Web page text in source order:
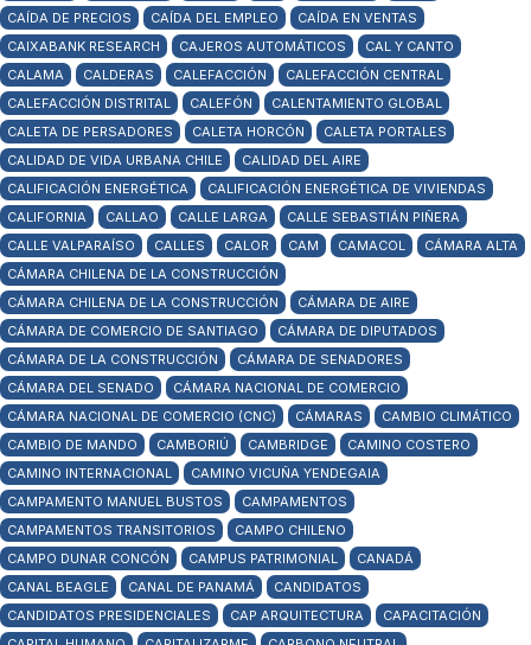
CAÍDA DE PRECIOS
CAÍDA DEL EMPLEO
CAÍDA EN VENTAS
CAIXABANK RESEARCH
CAJEROS AUTOMÁTICOS
CAL Y CANTO
CALAMA
CALDERAS CALEFACCIÓN
CALEFACCIÓN CENTRAL
CALEFACCIÓN DISTRITAL
CALEFÓN
CALENTAMIENTO GLOBAL
CALETA DE PERSADORES
CALETA HORCÓN
CALETA PORTALES
CALIDAD DE VIDA URBANA CHILE
CALIDAD DEL AIRE
CALIFICACIÓN ENERGÉTICA
CALIFICACIÓN ENERGÉTICA DE VIVIENDAS
CALIFORNIA
CALLAO CALLE LARGA
CALLE SEBASTIÁN PIÑERA
CALLE VALPARAÍSO
CALLES CALOR CAM CAMACOL
CÁMARA ALTA
CÁMARA CHILENA DE LA CONSTRUCCIÓN
CÁMARA CHILENA DE LA CONSTRUCCIÓN
CÁMARA DE AIRE
CÁMARA DE COMERCIO DE SANTIAGO
CÁMARA DE DIPUTADOS
CÁMARA DE LA CONSTRUCCIÓN
CÁMARA DE SENADORES
CÁMARA DEL SENADO
CÁMARA NACIONAL DE COMERCIO
CÁMARA NACIONAL DE COMERCIO (CNC)
CÁMARAS
CAMBIO CLIMÁTICO
CAMBIO DE MANDO
CAMBORIÚ CAMBRIDGE
CAMINO COSTERO
CAMINO INTERNACIONAL
CAMINO VICUÑA YENDEGAIA
CAMPAMENTO MANUEL BUSTOS
CAMPAMENTOS
CAMPAMENTOS TRANSITORIOS
CAMPO CHILENO
CAMPO DUNAR CONCÓN
CAMPUS PATRIMONIAL
CANADÁ
CANAL BEAGLE
CANAL DE PANAMÁ
CANDIDATOS
CANDIDATOS PRESIDENCIALES
CAP ARQUITECTURA
CAPACITACIÓN